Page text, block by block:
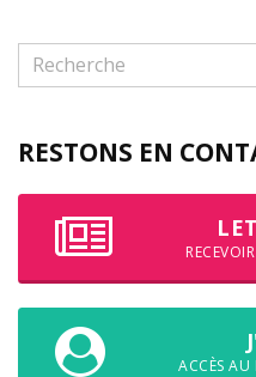
RESTONS EN
ACCÈS